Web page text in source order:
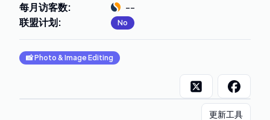
每月访客数:
--
联盟计划: No
📸Photo & Image Editing
更新工具